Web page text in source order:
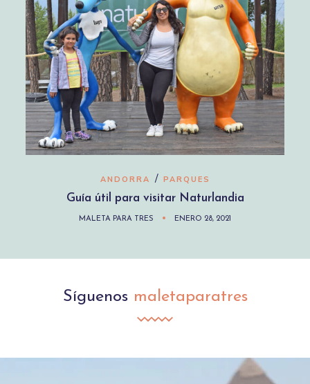
ANDORRA / PARQUES
Guía útil para visitar Naturlandia
MALETA PARA TRES ENERO 28, 2021
Síguenos maletaparatres